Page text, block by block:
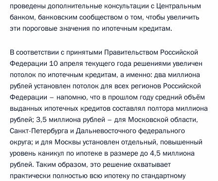
проведены дополнительные консультации с Центральным
банком, банковским сообществом о том, чтобы увеличить
эти пороговые значения по ипотечным кредитам.
В соответствии с принятыми Правительством Российской
Федерации 10 апреля текущего года решениями увеличен
потолок по ипотечным кредитам, а именно: два миллиона
рублей установлен потолок для всех регионов Российской
Федерации – напомню, что в прошлом году средний объём
выданных ипотечных кредитов составлял полтора миллиона
рублей; 3,5 миллиона рублей – для Московской области,
Санкт-Петербурга и Дальневосточного федерального
округа; и для Москвы установлен отдельный, повышенный
уровень каникул по ипотеке в размере до 4,5 миллиона
рублей. Таким образом, это решение охватывает
практически полностью всю ипотеку по стандартному